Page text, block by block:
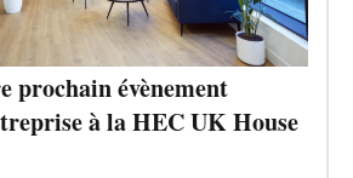
prochain évènement
à la HEC UK House